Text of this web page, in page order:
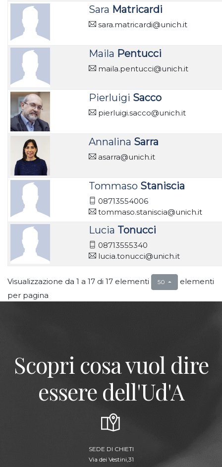
Sara Matricardi
sara.matricardi@unich.it
Maila Pentucci
maila.pentucci@unich.it
Pierluigi Sacco
pierluigi.sacco@unich.it
Annalina Sarra
asarra@unich.it
Tommaso Staniscia
08713554006
tommaso.staniscia@unich.it
Lucia Tonucci
08713555340
lucia.tonucci@unich.it
Visualizzazione da 1 a 17 di 17 elementi 50
elementi
per pagina
Scopri cosa vuol dire
essere dell'Ud'A
SEDE DI CHIETI
Via dei Vestini,31